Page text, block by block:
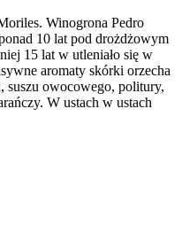
Winogrona Pedro
10 lat pod drożdżowym
15 lat w utleniało się w
aromaty skórki orzecha
suszu owocowego, politury,
W ustach w ustach